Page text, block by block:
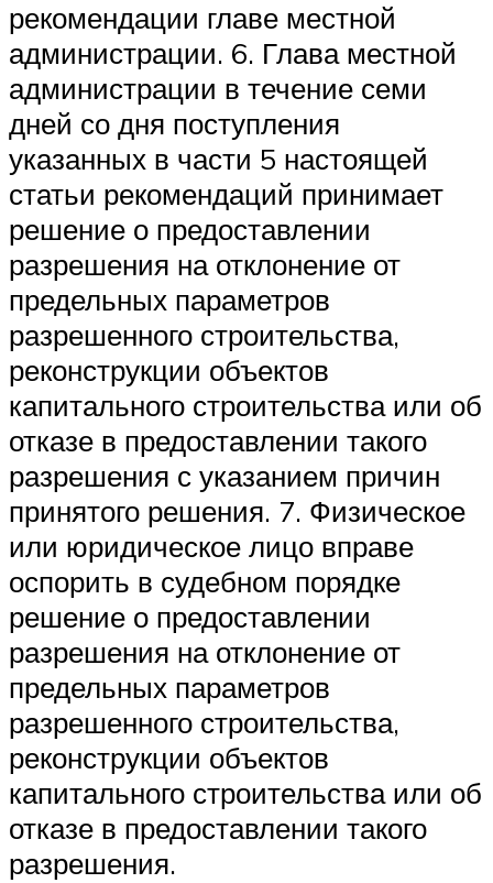
рекомендации главе местной
администрации. 6. Глава местной
администрации в течение семи
дней со дня поступления
указанных в части 5 настоящей
статьи рекомендаций принимает
решение о предоставлении
разрешения на отклонение от
предельных параметров
разрешенного строительства,
реконструкции объектов
капитального строительства или об
отказе в предоставлении такого
разрешения с указанием причин
принятого решения. 7. Физическое
или юридическое лицо вправе
оспорить в судебном порядке
решение о предоставлении
разрешения на отклонение от
предельных параметров
разрешенного строительства,
реконструкции объектов
капитального строительства или об
отказе в предоставлении такого
разрешения.